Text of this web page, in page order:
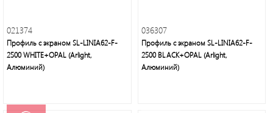
021374
Профиль с экраном SL-LINIA62-F-
2500 WHITE+OPAL (Arlight,
Алюминий)
036307
Профиль с экраном SL-LINIA62-F-
2500 BLACK+OPAL (Arlight,
Алюминий)